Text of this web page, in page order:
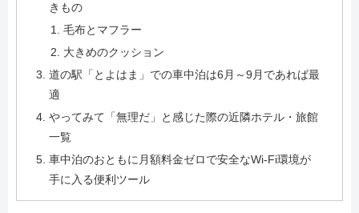
きもの
毛布とマフラー
大きめのクッション
道の駅「とよはま」での車中泊は6月～9月であれば最
適
やってみて「無理だ」と感じた際の近隣ホテル・旅館
一覧
車中泊のおともに月額料金ゼロで安全なWi-Fi環境が
手に入る便利ツール